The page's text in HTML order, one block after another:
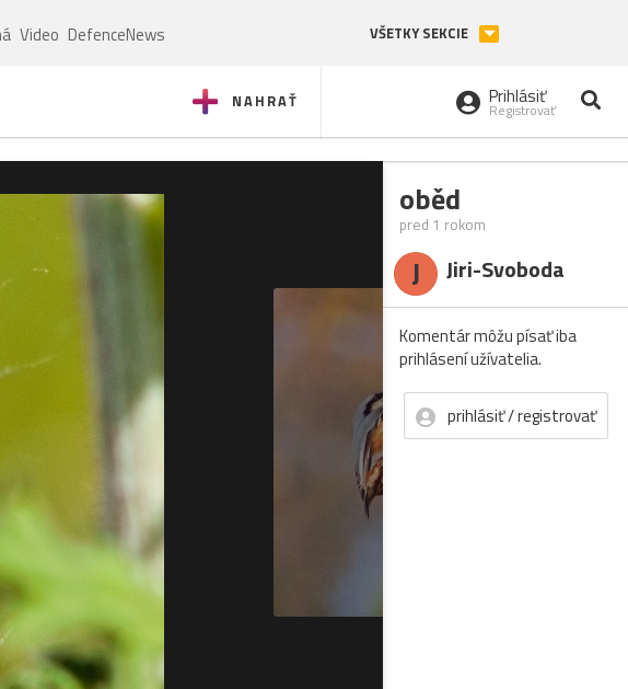
Video DefenceNews VŠETKY SEKCIE
NAHRAŤ Prihlásiť
Registrovať
oběd
pred 1 rokom
J Jiri-Svoboda
Komentár môžu písať iba
prihlásení užívatelia.
prihlásiť / registrovať